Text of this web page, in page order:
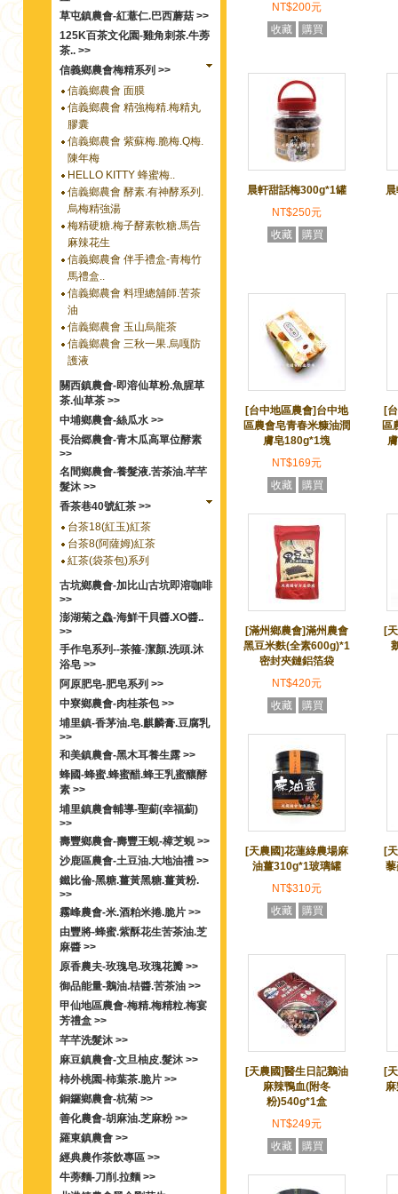
草屯鎮農會-紅薏仁.巴西蘑菇 >>
125K百茶文化園-雞角刺茶.牛蒡
茶.. >>
信義鄉農會梅精系列 >>
信義鄉農會 面膜
信義鄉農會 精強梅精.梅精丸
膠囊
信義鄉農會 紫蘇梅.脆梅.Q梅.
陳年梅
HELLO KITTY 蜂蜜梅..
信義鄉農會 酵素.有神酵系列.
烏梅精強湯
梅精硬糖.梅子酵素軟糖.馬告
麻辣花生
信義鄉農會 伴手禮盒-青梅竹
馬禮盒..
信義鄉農會 料理總舖師.苦茶
油
信義鄉農會 玉山烏龍茶
信義鄉農會 三秋一果.烏嘎防
護液
關西鎮農會-即溶仙草粉.魚腥草
茶.仙草茶 >>
中埔鄉農會-絲瓜水 >>
長治郷農會-青木瓜高單位酵素
>>
名間鄉農會-養髮液.苦茶油.芊芊
髮沐 >>
香茶巷40號紅茶 >>
台茶18(紅玉)紅茶
台茶8(阿薩姆)紅茶
紅茶(袋茶包)系列
古坑鄉農會-加比山古坑即溶咖啡
>>
澎湖菊之鱻-海鮮干貝醬.XO醬..
>>
手作皂系列--茶箍-潔顏.洗頭.沐
浴皂 >>
阿原肥皂-肥皂系列 >>
中寮鄉農會-肉桂茶包 >>
埔里鎮-香茅油.皂.麒麟膏.豆腐乳
>>
和美鎮農會-黑木耳養生露 >>
蜂國-蜂蜜.蜂蜜醋.蜂王乳蜜釀酵
素 >>
埔里鎮農會輔導-聖薊(幸福薊)
>>
壽豐鄉農會-壽豐王蜆-樟芝蜆 >>
沙鹿區農會-土豆油.大地油禮 >>
鐵比倫-黑糖.薑黃黑糖.薑黃粉.
>>
霧峰農會-米.酒粕米捲.脆片 >>
由豐將-蜂蜜.紫酥花生苦茶油.芝
麻醬 >>
原香農夫-玫瑰皂.玫瑰花瓣 >>
御品能量-鵝油.桔醬.苦茶油 >>
甲仙地區農會-梅精.梅精粒.梅宴
芳禮盒 >>
芊芊洗髮沐 >>
麻豆鎮農會-文旦柚皮.髮沐 >>
柿外桃園-柿葉茶.脆片 >>
銅鑼鄉農會-杭菊 >>
善化農會-胡麻油.芝麻粉 >>
羅東鎮農會 >>
經典農作茶飲專區 >>
牛蒡麵-刀削.拉麵 >>
NT$200元
收藏
購買
晨軒甜話梅300g*1罐
NT$250元
收藏
購買
[台中地區農會]台中地
區農會皂青春米糠油潤
膚皂180g*1塊
NT$169元
收藏
購買
[
區
[滿州鄉農會]滿州農會
黑豆米麩(全素600g)*1
密封夾鏈鋁箔袋
NT$420元
收藏
購買
[
[天農國]花蓮綠農場麻
油薑310g*1玻璃罐
NT$310元
收藏
購買
[
[天農國]醫生日記鵝油
麻辣鴨血(附冬
粉)540g*1盒
NT$249元
收藏
購買
[